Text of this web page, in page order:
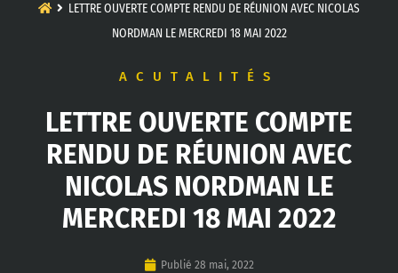
LETTRE OUVERTE COMPTE RENDU DE RÉUNION AVEC NICOLAS
NORDMAN LE MERCREDI 18 MAI 2022
ACUTALITÉS
LETTRE OUVERTE COMPTE
RENDU DE RÉUNION AVEC
NICOLAS NORDMAN LE
MERCREDI 18 MAI 2022
Publié 28 mai, 2022